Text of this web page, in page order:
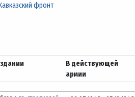
фронт
В действующей
армии